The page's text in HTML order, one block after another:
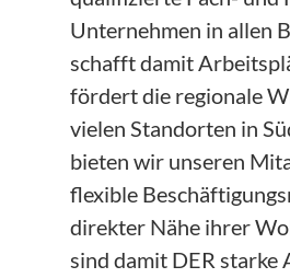
Unternehmen in allen
schafft damit
fördert die regionale
vielen Standorten in
bieten wir unseren
flexible
direkter Nähe ihrer
sind damit DER starke